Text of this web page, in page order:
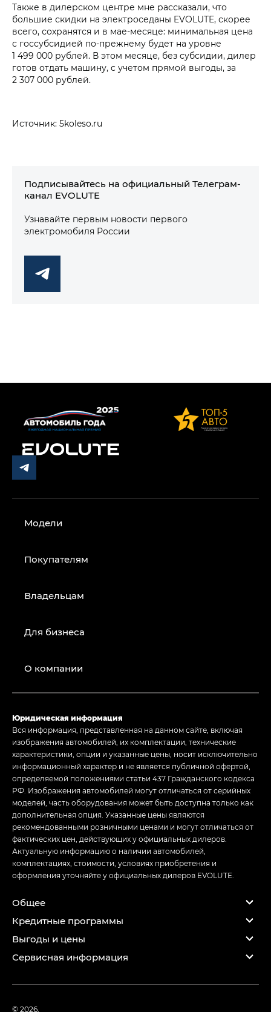
Также в дилерском центре мне рассказали, что
большие скидки на электроседаны EVOLUTE, скорее
всего, сохранятся и в мае-месяце: минимальная цена
с госсубсидией по-прежнему будет на уровне
1 499 000 рублей. В этом месяце, без субсидии, дилер
готов отдать машину, с учетом прямой выгоды, за
2 307 000 рублей.
Источник: 5koleso.ru
Подписывайтесь на официальный Телеграм-
канал EVOLUTE
Узнавайте первым новости первого
электромобиля России
Модели
Покупателям
Владельцам
Для бизнеса
О компании
Юридическая информация
Вся информация, представленная на данном сайте, включая
изображения автомобилей, их комплектации, технические
характеристики, опции и указанные цены, носит исключительно
информационный характер и не является публичной офертой,
определяемой положениями статьи 437 Гражданского кодекса
РФ. Изображения автомобилей могут отличаться от серийных
моделей, часть оборудования может быть доступна только как
дополнительная опция. Указанные цены являются
рекомендованными розничными ценами и могут отличаться от
фактических цен, действующих у официальных дилеров.
Актуальную информацию о наличии автомобилей,
комплектациях, стоимости, условиях приобретения и
оформления уточняйте у официальных дилеров EVOLUTE.
Общее
Кредитные программы
Выгоды и цены
Сервисная информация
© 2026,